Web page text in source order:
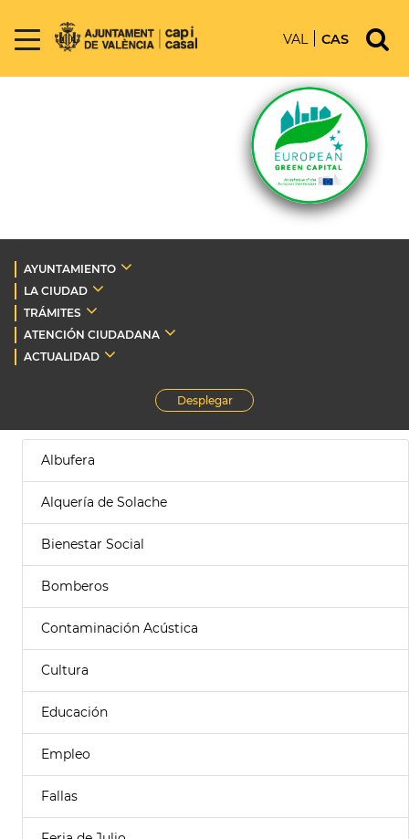
VAL CAS
AYUNTAMIENTO
LA CIUDAD
TRÁMITES
ATENCIÓN CIUDADANA
ACTUALIDAD
Desplegar
Albufera
Alquería de Solache
Bienestar Social
Bomberos
Contaminación Acústica
Cultura
Educación
Empleo
Fallas